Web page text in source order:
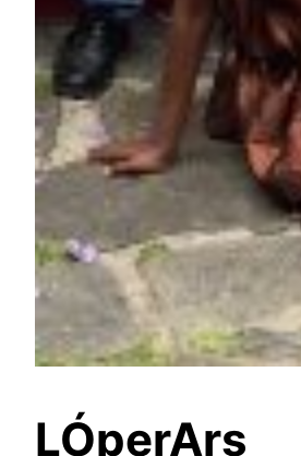
LÓperArs